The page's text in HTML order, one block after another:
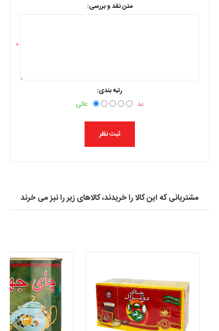
متن نقد و بررسی:
*
رتبه بندی:
بد عالی
مشتریانی که این کالا را خریدند، کالاهای زیر را نیز می خرند